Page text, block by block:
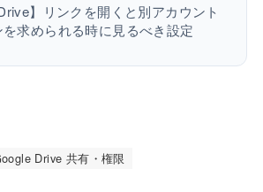
】リンクを開くと別アカウント
求められる時に見るべき設定
Drive 共有・権限